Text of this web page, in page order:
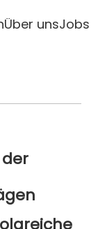
Über unsJobs